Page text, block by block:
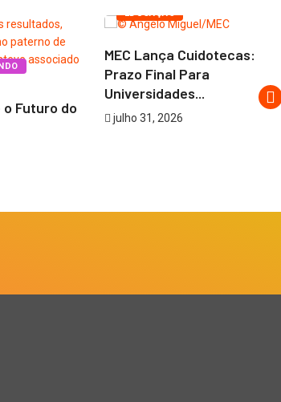
Futuro do
EDUCAÇÃO
MEC Lança Cuidotecas:
Prazo Final Para
Universidades...
julho 31, 2026